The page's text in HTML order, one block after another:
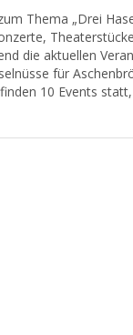
Thema „Drei
die aktuellen
für
10 Events